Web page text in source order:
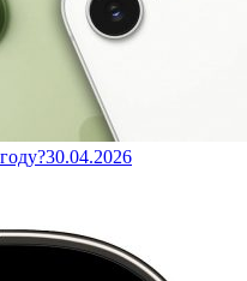
30.04.2026